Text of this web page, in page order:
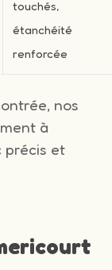
touchés,
étanchéité
renforcée
nos
à
précis et